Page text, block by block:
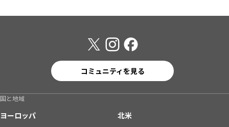
コミュニティを見る
国と地域
ヨーロッパ
北米